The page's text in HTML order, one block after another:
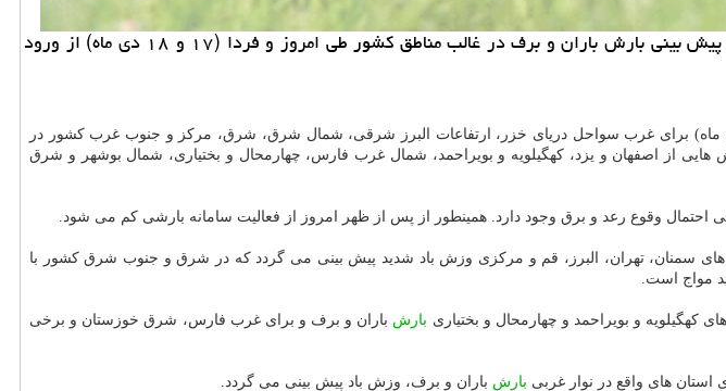
به گزارش خرید و فروش حیوان خانگی مدیركل پیش بینی و اخطار سریع سازمان هواشناسی، ضمن پیش بینی بارش باران و برف در غالب مناطق كشور طی امروز و فردا (۱۷ و ۱۸ دی ماه) از ورود
جوی كشور را طی روزهای آینده پیش بینی و اعلام نمود: امروز (۱۷ دی ماه) برای غرب سواحل دریای خزر، ارتفاعات البرز شرقی، شمال شرق، شرق، مركز و جنوب غرب كشور در
از اصفهان و یزد، كهگیلویه و بویراحمد، شمال غرب فارس، چهارمحال و بختیاری، شمال بوشهر و شرق
وقوع رعد و برق وجود دارد. همینطور از پس از ظهر امروز از فعالیت سامانه بارشی كم می شود.
امروز (۱۷ دی ماه) در نیمه شرقی كشور و استان های سمنان، تهران، البرز، قم و مركزی وزش باد شدید پیش بینی می گردد كه در شرق و جنوب شرق كشور با
مواج است.
بارش باران و برف و برای غرب فارس، شرق خوزستان و برخی
بارش باران و برف، وزش باد پیش بینی می گردد.